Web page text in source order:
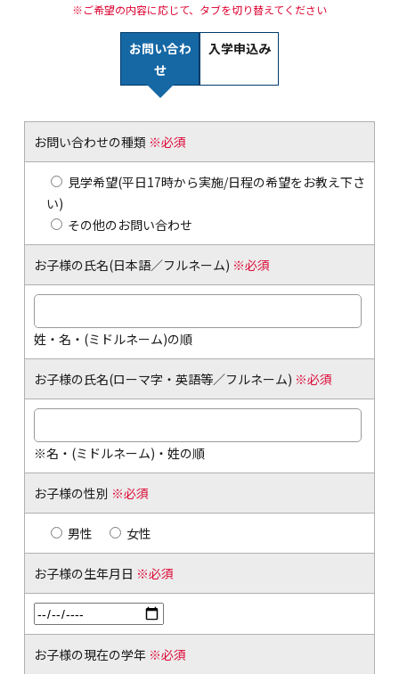
馬車道校
TEL(JP): 045-222-6467
TEL(EN): 045-228-9397
※ご希望の内容に応じて、タブを切り替えてください
お問い合わ
せ
入学申込み
お問い合わせの種類 ※必須
見学希望(平日17時から実施/日程の希望をお教え下さ
い)
その他のお問い合わせ
お子様の氏名(日本語／フルネーム) ※必須
姓・名・(ミドルネーム)の順
お子様の氏名(ローマ字・英語等／フルネーム) ※必須
※名・(ミドルネーム)・姓の順
お子様の性別 ※必須
男性 女性
お子様の生年月日 ※必須
お子様の現在の学年 ※必須